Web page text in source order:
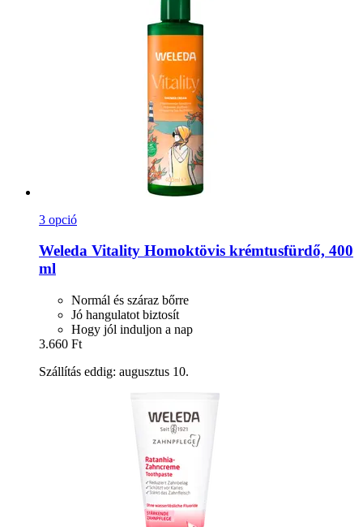
3 opció
Weleda Vitality Homoktövis krémtusfürdő, 400
ml
Normál és száraz bőrre
Jó hangulatot biztosít
Hogy jól induljon a nap
3.660 Ft
Szállítás eddig: augusztus 10.